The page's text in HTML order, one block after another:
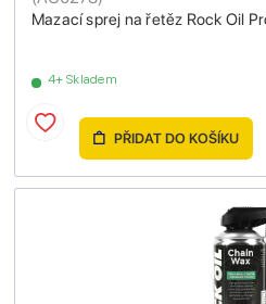
Mazací sprej na řetěz Rock Oil
4+ Skladem
PŘIDAT DO KOŠÍKU